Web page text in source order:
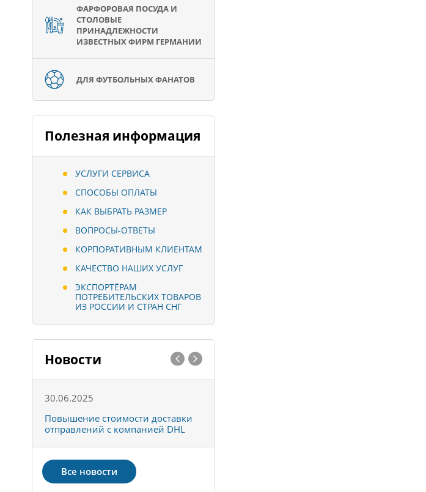
ФАРФОРОВАЯ ПОСУДА И
СТОЛОВЫЕ
ПРИНАДЛЕЖНОСТИ
ИЗВЕСТНЫХ ФИРМ ГЕРМАНИИ
ДЛЯ ФУТБОЛЬНЫХ ФАНАТОВ
Полезная информация
УСЛУГИ СЕРВИСА
СПОСОБЫ ОПЛАТЫ
КАК ВЫБРАТЬ РАЗМЕР
ВОПРОСЫ-ОТВЕТЫ
КОРПОРАТИВНЫМ КЛИЕНТАМ
КАЧЕСТВО НАШИХ УСЛУГ
ЭКСПОРТЁРАМ
ПОТРЕБИТЕЛЬСКИХ ТОВАРОВ
ИЗ РОССИИ И СТРАН СНГ
Новости
30.06.2025
Повышение стоимости доставки
отправлений с компанией DHL
Все новости